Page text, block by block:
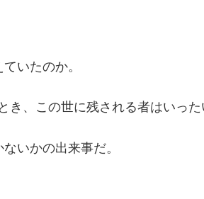
いたのか。
き、この世に残される者はいった
いかの出来事だ。